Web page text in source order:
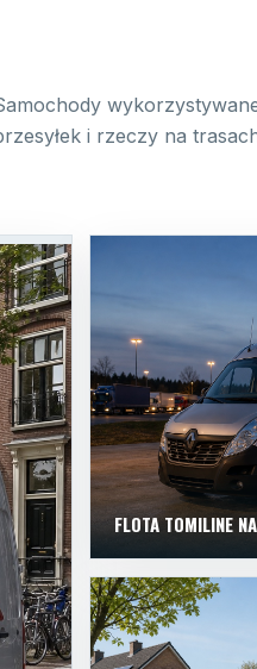
i rzeczy na
FLOTA TOMILINE